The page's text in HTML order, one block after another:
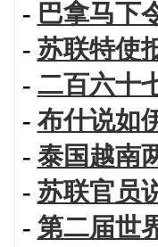
- 巴拿马下
- 苏联特使
- 二百六十
- 布什说如
- 泰国越南
- 苏联官员
- 第二届世